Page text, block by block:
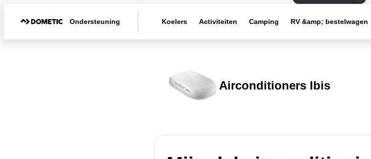
Ondersteuning Koelers Activiteiten Camping RV &amp; bestelwagen
Airconditioners Ibis